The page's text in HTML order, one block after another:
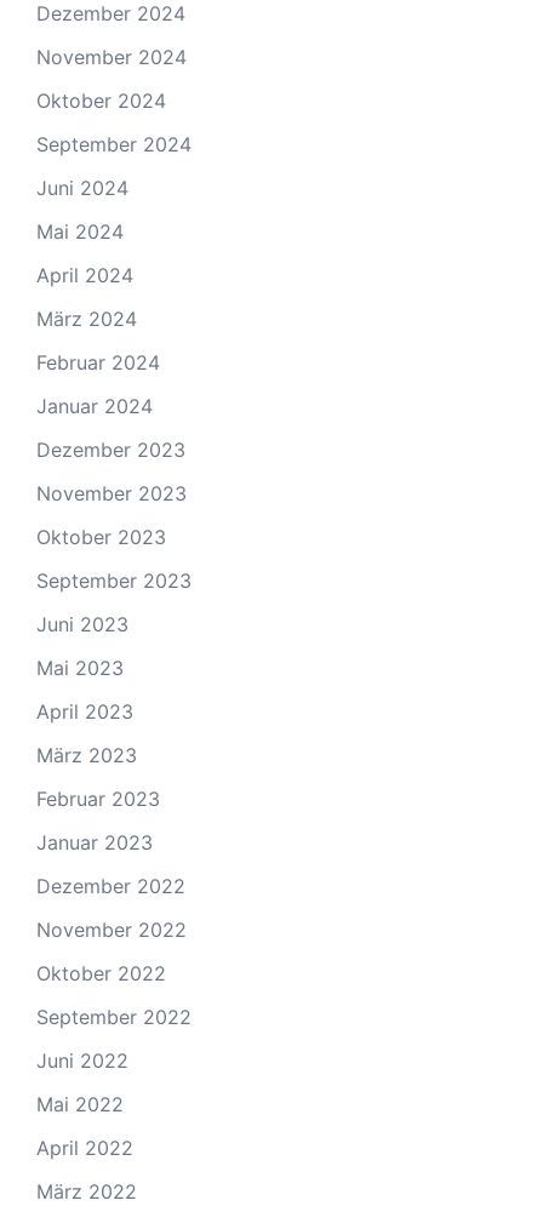
Dezember 2024
November 2024
Oktober 2024
September 2024
Juni 2024
Mai 2024
April 2024
März 2024
Februar 2024
Januar 2024
Dezember 2023
November 2023
Oktober 2023
September 2023
Juni 2023
Mai 2023
April 2023
März 2023
Februar 2023
Januar 2023
Dezember 2022
November 2022
Oktober 2022
September 2022
Juni 2022
Mai 2022
April 2022
März 2022